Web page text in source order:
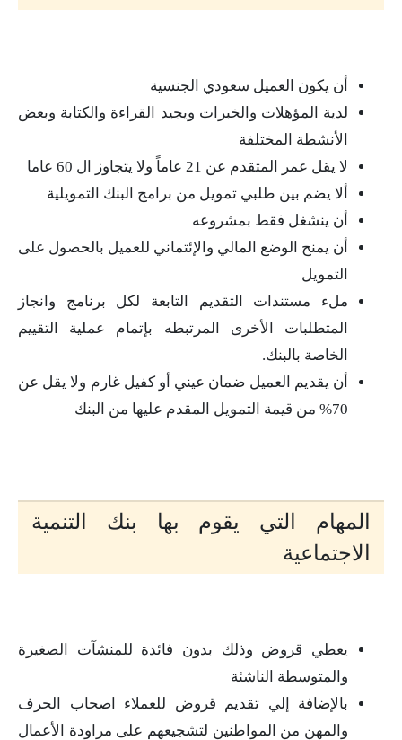
أن يكون العميل سعودي الجنسية
لدية المؤهلات والخبرات ويجيد القراءة والكتابة وبعض
الأنشطة المختلفة
لا يقل عمر المتقدم عن 21 عاماً ولا يتجاوز ال 60 عاما
ألا يضم بين طلبي تمويل من برامج البنك التمويلية
أن ينشغل فقط بمشروعه
أن يمنح الوضع المالي والإئتماني للعميل بالحصول على
التمويل
ملء مستندات التقديم التابعة لكل برنامج وانجاز
المتطلبات الأخرى المرتبطه بإتمام عملية التقييم
الخاصة بالبنك.
أن يقديم العميل ضمان عيني أو كفيل غارم ولا يقل عن
70% من قيمة التمويل المقدم عليها من البنك
المهام التي يقوم بها بنك التنمية
الاجتماعية
يعطي قروض وذلك بدون فائدة للمنشآت الصغيرة
والمتوسطة الناشئة
بالإضافة إلي تقديم قروض للعملاء اصحاب الحرف
والمهن من المواطنين لتشجيعهم على مراودة الأعمال